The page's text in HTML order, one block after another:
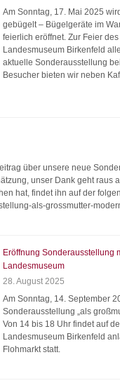
Am Sonntag, 17. Mai 2025
gebügelt – Bügelgeräte im
feierlich eröffnet. Zur Feier
Landesmuseum Birkenfeld
aktuelle Sonderausstellung
Besucher bieten wir neben
über unsere neue
unser Dank geht raus
hat, findet ihn auf der
als-grossmutter-
Eröffnung Sonderausstellung
Landesmuseum
28. August 2025
Am Sonntag, 14. September
Sonderausstellung „als
Von 14 bis 18 Uhr findet auf
Landesmuseum Birkenfeld
Flohmarkt statt.